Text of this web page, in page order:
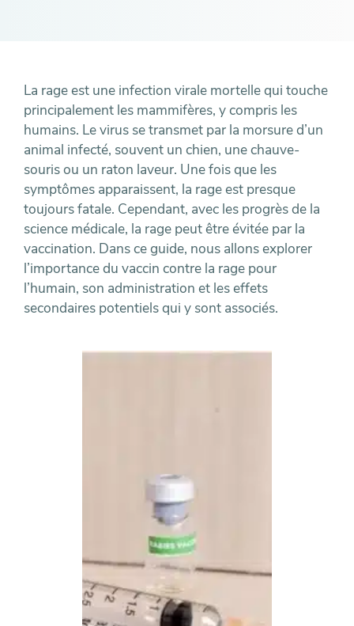
La rage est une infection virale mortelle qui touche
principalement les mammifères, y compris les
humains. Le virus se transmet par la morsure d’un
animal infecté, souvent un chien, une chauve-
souris ou un raton laveur. Une fois que les
symptômes apparaissent, la rage est presque
toujours fatale. Cependant, avec les progrès de la
science médicale, la rage peut être évitée par la
vaccination. Dans ce guide, nous allons explorer
l’importance du vaccin contre la rage pour
l’humain, son administration et les effets
secondaires potentiels qui y sont associés.